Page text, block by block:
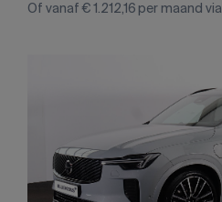
Of vanaf € 1.212,16 per maand via